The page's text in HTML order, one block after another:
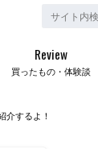
買ったもの・体験談
Review
介するよ！